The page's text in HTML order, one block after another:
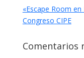
«Escape Room
Congreso CIPE
Comentarios